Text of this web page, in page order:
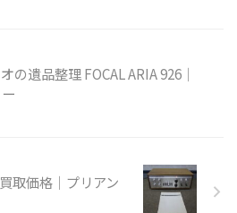
の遺品整理 FOCAL ARIA 926｜
取価格｜プリアン